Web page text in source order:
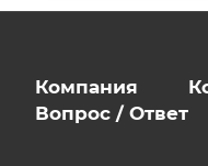
Компания
Вопрос / Ответ